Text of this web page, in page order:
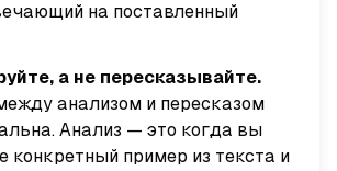
на поставленный
а не пересказывайте.
анализом и пересказом
Анализ — это когда вы
конкретный пример из текста и